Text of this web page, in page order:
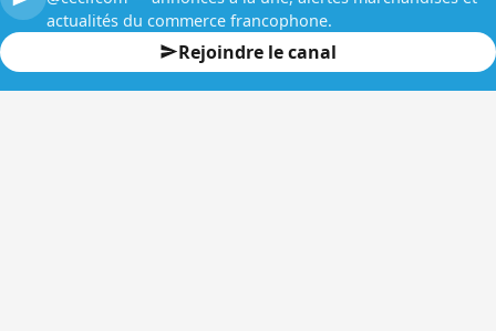
actualités du commerce francophone.
Rejoindre le canal